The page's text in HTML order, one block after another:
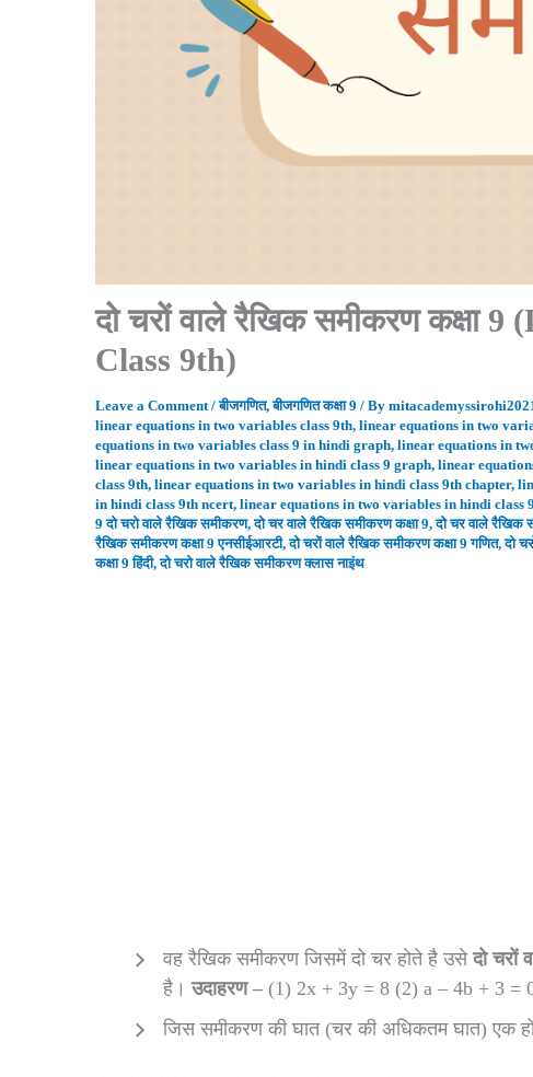
दो चरों वाले रैखिक समीकरण कक्षा
Class 9th)
Leave a Comment /बीजगणित,बीजगणित कक्षा 9 / By
linear equations in two variables class 9th, linear equations in two
equations in two variables class 9 in hindi graph, linear equations in
linear equations in two variables in hindi class 9 graph, linear
class 9th, linear equations in two variables in hindi class 9th chapter,
in hindi class 9th ncert, linear equations in two variables in hindi class
9 दो चरो वाले रैखिक समीकरण,दो चर वाले रैखिक समीकरण कक्षा 9,दो चर वाले रैखिक
रैखिक समीकरण कक्षा 9 एनसीईआरटी,दो चरों वाले रैखिक समीकरण कक्षा 9 गणित,दो
कक्षा 9 हिंदी,दो चरो वाले रैखिक समीकरण क्लास नाइंथ
वह रैखिक समीकरण जिसमें दो चर होते है उसेदो
है।उदाहरण – (1) 2x + 3y = 8 (2) a – 4b + 3 =
जिस समीकरण की घात (चर की अधिकतम घात) एक